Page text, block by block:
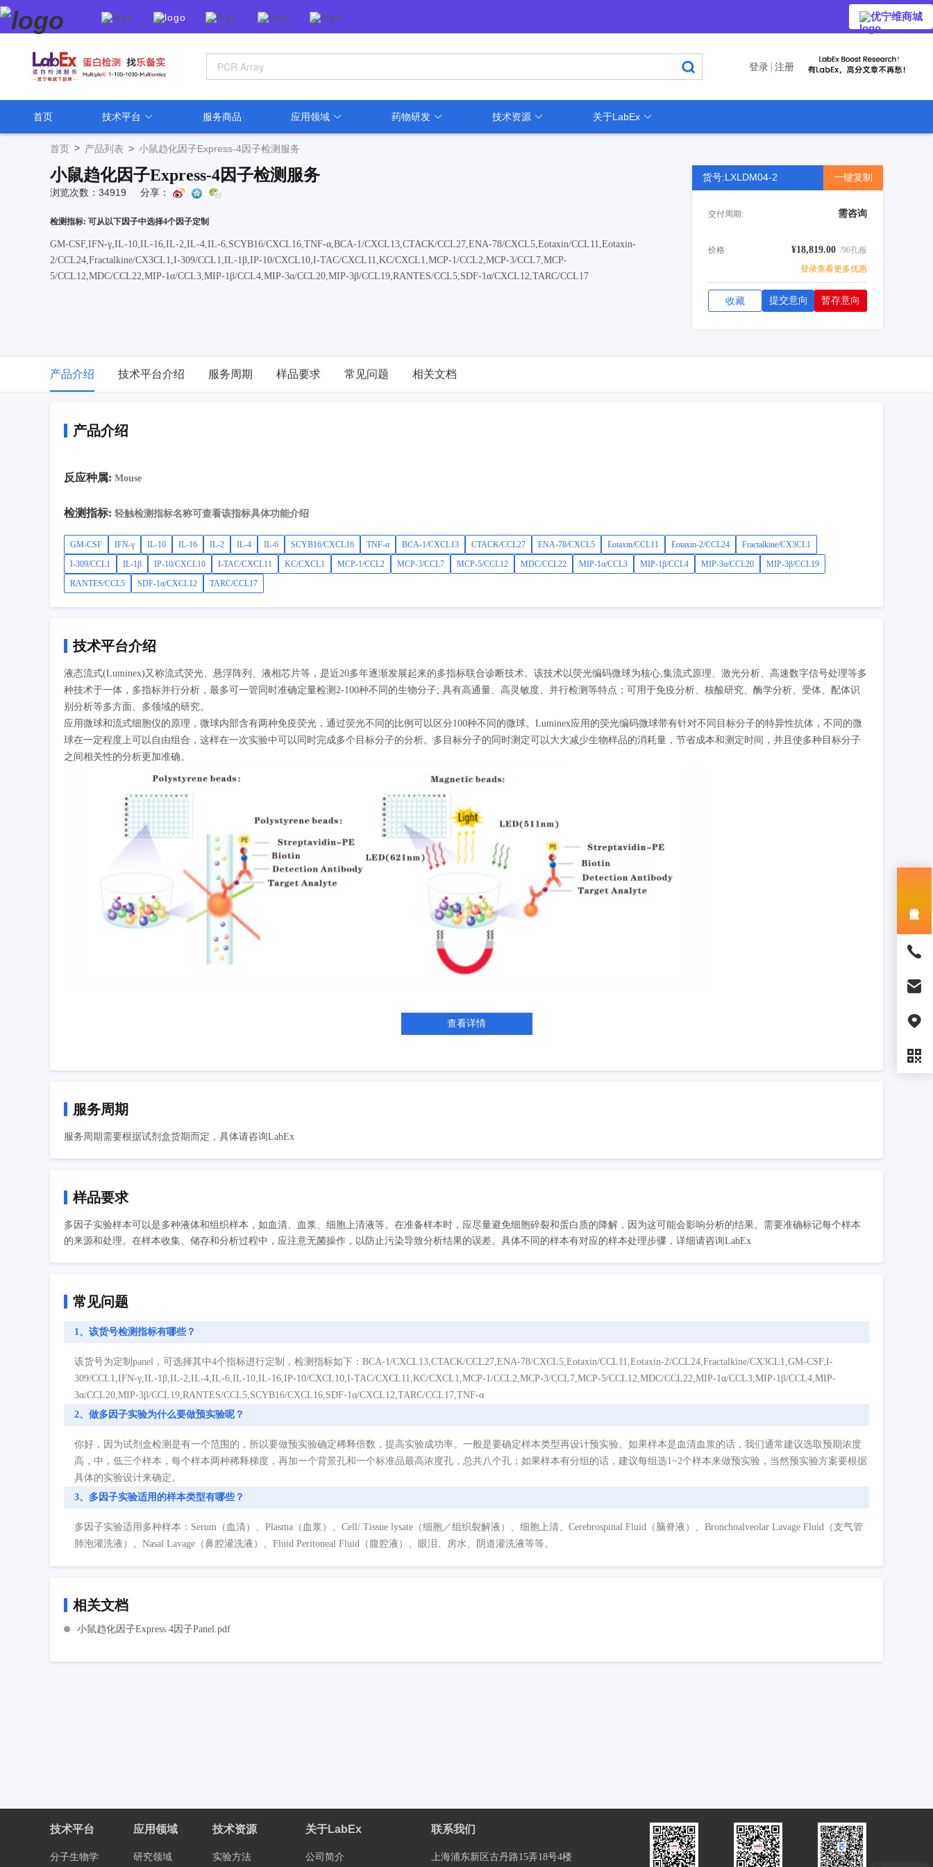
优宁维商城
登录 注册
首页 技术平台 服务商品 应用领域 药物研发 技术资源 关于LabEx
首页 > 产品列表 > 小鼠趋化因子Express-4因子检测服务
小鼠趋化因子Express-4因子检测服务
浏览次数：34919 分享：
检测指标: 可从以下因子中选择4个因子定制
GM-CSF,IFN-γ,IL-10,IL-16,IL-2,IL-4,IL-6,SCYB16/CXCL16,TNF-α,BCA-1/CXCL13,CTACK/CCL27,ENA-78/CXCL5,Eotaxin/CCL11,Eotaxin-
2/CCL24,Fractalkine/CX3CL1,I-309/CCL1,IL-1β,IP-10/CXCL10,I-TAC/CXCL11,KC/CXCL1,MCP-1/CCL2,MCP-3/CCL7,MCP-
5/CCL12,MDC/CCL22,MIP-1α/CCL3,MIP-1β/CCL4,MIP-3α/CCL20,MIP-3β/CCL19,RANTES/CCL5,SDF-1α/CXCL12,TARC/CCL17
货号:LXLDM04-2 一键复制
交付周期: 需咨询
价格: ¥18,819.00 /96孔板
登录查看更多优惠
收藏 提交意向 暂存意向
产品介绍 技术平台介绍 服务周期 样品要求 常见问题 相关文档
产品介绍
反应种属: Mouse
检测指标: 轻触检测指标名称可查看该指标具体功能介绍
GM-CSF IFN-γ IL-10 IL-16 IL-2 IL-4 IL-6 SCYB16/CXCL16 TNF-α BCA-1/CXCL13 CTACK/CCL27 ENA-78/CXCL5 Eotaxin/CCL11 Eotaxin-2/CCL24
Fractalkine/CX3CL1
I-309/CCL1
IL-1β IP-10/CXCL10 I-TAC/CXCL11 KC/CXCL1 MCP-1/CCL2 MCP-3/CCL7 MCP-5/CCL12 MDC/CCL22 MIP-1α/CCL3 MIP-1β/CCL4 MIP-3α/CCL20
MIP-3β/CCL19
RANTES/CCL5
SDF-1α/CXCL12 TARC/CCL17
技术平台介绍
液态流式(Luminex)又称流式荧光、悬浮阵列、液相芯片等，是近20多年逐渐发展起来的多指标联合诊断技术。该技术以荧光编码微球为核心,集流式原理、激光分析、高速数字信号处理等多
种技术于一体，多指标并行分析，最多可一管同时准确定量检测2-100种不同的生物分子; 具有高通量、高灵敏度、并行检测等特点；可用于免疫分析、核酸研究、酶学分析、受体、配体识
别分析等多方面、多领域的研究。
应用微球和流式细胞仪的原理，微球内部含有两种免疫荧光，通过荧光不同的比例可以区分100种不同的微球。Luminex应用的荧光编码微球带有针对不同目标分子的特异性抗体，不同的微
球在一定程度上可以自由组合，这样在一次实验中可以同时完成多个目标分子的分析。多目标分子的同时测定可以大大减少生物样品的消耗量，节省成本和测定时间，并且使多种目标分子
之间相关性的分析更加准确。
查看详情
服务周期
服务周期需要根据试剂盒货期而定，具体请咨询LabEx
样品要求
多因子实验样本可以是多种液体和组织样本，如血清、血浆、细胞上清液等。在准备样本时，应尽量避免细胞碎裂和蛋白质的降解，因为这可能会影响分析的结果。需要准确标记每个样本
的来源和处理。在样本收集、储存和分析过程中，应注意无菌操作，以防止污染导致分析结果的误差。具体不同的样本有对应的样本处理步骤，详细请咨询LabEx
常见问题
1、该货号检测指标有哪些？
该货号为定制panel，可选择其中4个指标进行定制，检测指标如下：BCA-1/CXCL13,CTACK/CCL27,ENA-78/CXCL5,Eotaxin/CCL11,Eotaxin-2/CCL24,Fractalkine/CX3CL1,GM-CSF,I-
309/CCL1,IFN-γ,IL-1β,IL-2,IL-4,IL-6,IL-10,IL-16,IP-10/CXCL10,I-TAC/CXCL11,KC/CXCL1,MCP-1/CCL2,MCP-3/CCL7,MCP-5/CCL12,MDC/CCL22,MIP-1α/CCL3,MIP-1β/CCL4,MIP-
3α/CCL20,MIP-3β/CCL19,RANTES/CCL5,SCYB16/CXCL16,SDF-1α/CXCL12,TARC/CCL17,TNF-α
2、做多因子实验为什么要做预实验呢？
你好，因为试剂盒检测是有一个范围的，所以要做预实验确定稀释倍数，提高实验成功率。一般是要确定样本类型再设计预实验。如果样本是血清血浆的话，我们通常建议选取预期浓度
高，中，低三个样本，每个样本两种稀释梯度，再加一个背景孔和一个标准品最高浓度孔，总共八个孔；如果样本有分组的话，建议每组选1~2个样本来做预实验，当然预实验方案要根据
具体的实验设计来确定。
3、多因子实验适用的样本类型有哪些？
多因子实验适用多种样本：Serum（血清）、Plasma（血浆）、Cell/ Tissue lysate（细胞／组织裂解液）、细胞上清、Cerebrospinal Fluid（脑脊液）、Bronchoalveolar Lavage Fluid（支气管
肺泡灌洗液）、Nasal Lavage（鼻腔灌洗液）、Fluid Peritoneal Fluid（腹腔液）、眼泪、房水、阴道灌洗液等等。
相关文档
小鼠趋化因子Express 4因子Panel.pdf
技术平台
分子生物学
应用领域
研究领域
技术资源
实验方法
关于LabEx
公司简介
联系我们
上海浦东新区古丹路15弄18号4楼